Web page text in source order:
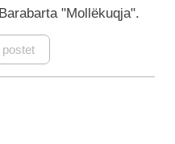
"Mollëkuqja".